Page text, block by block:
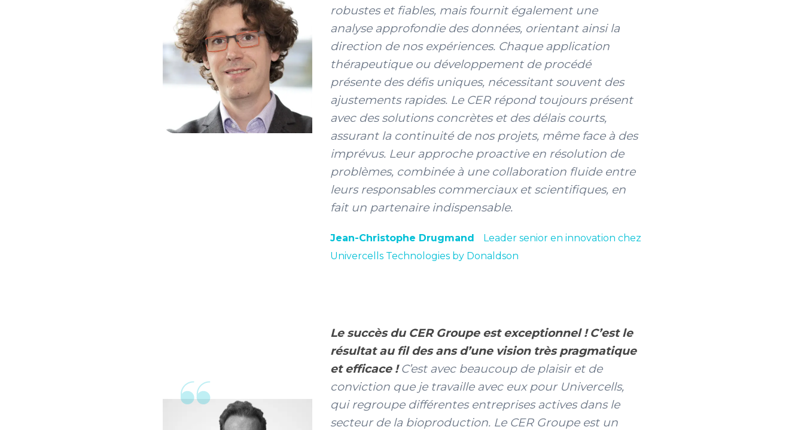
robustes et fiables, mais fournit également une
analyse approfondie des données, orientant ainsi la
direction de nos expériences. Chaque application
thérapeutique ou développement de procédé
présente des défis uniques, nécessitant souvent des
ajustements rapides. Le CER répond toujours présent
avec des solutions concrètes et des délais courts,
assurant la continuité de nos projets, même face à des
imprévus. Leur approche proactive en résolution de
problèmes, combinée à une collaboration fluide entre
leurs responsables commerciaux et scientifiques, en
fait un partenaire indispensable.
Jean-Christophe Drugmand
Leader senior en innovation chez
Univercells Technologies by Donaldson
Le succès du CER Groupe est exceptionnel ! C’est le
résultat au fil des ans d’une vision très pragmatique
et efficace !C’est avec beaucoup de plaisir et de
conviction que je travaille avec eux pour Univercells,
qui regroupe différentes entreprises actives dans le
secteur de la bioproduction. Le CER Groupe est un